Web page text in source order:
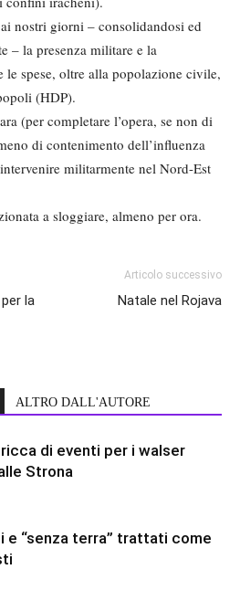
nostri giorni – consolidandosi ed
– la presenza militare e la
le spese, oltre alla popolazione civile,
(HDP).
(per completare l’opera, se non di
di contenimento dell’influenza
militarmente nel Nord-Est
a sloggiare, almeno per ora.
la
Articolo successivo
Natale nel Rojava
ALTRO DALL'AUTORE
di eventi per i walser
Strona
e “senza terra” trattati come